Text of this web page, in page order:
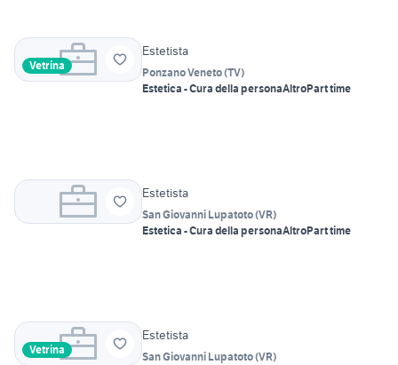
Vetrina
Estetista
Ponzano Veneto(TV)
Estetica - Cura della personaAltroPart time
Estetista
San Giovanni Lupatoto(VR)
Estetica - Cura della personaAltroPart time
Vetrina
Estetista
San Giovanni Lupatoto(VR)